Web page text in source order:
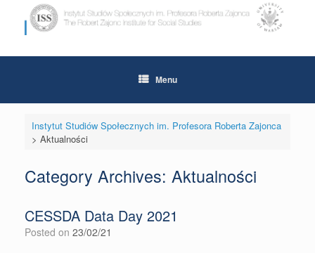
content
Menu
Instytut Studiów Społecznych im. Profesora Roberta Zajonca
> Aktualności
Category Archives: Aktualności
CESSDA Data Day 2021
Posted on 23/02/21